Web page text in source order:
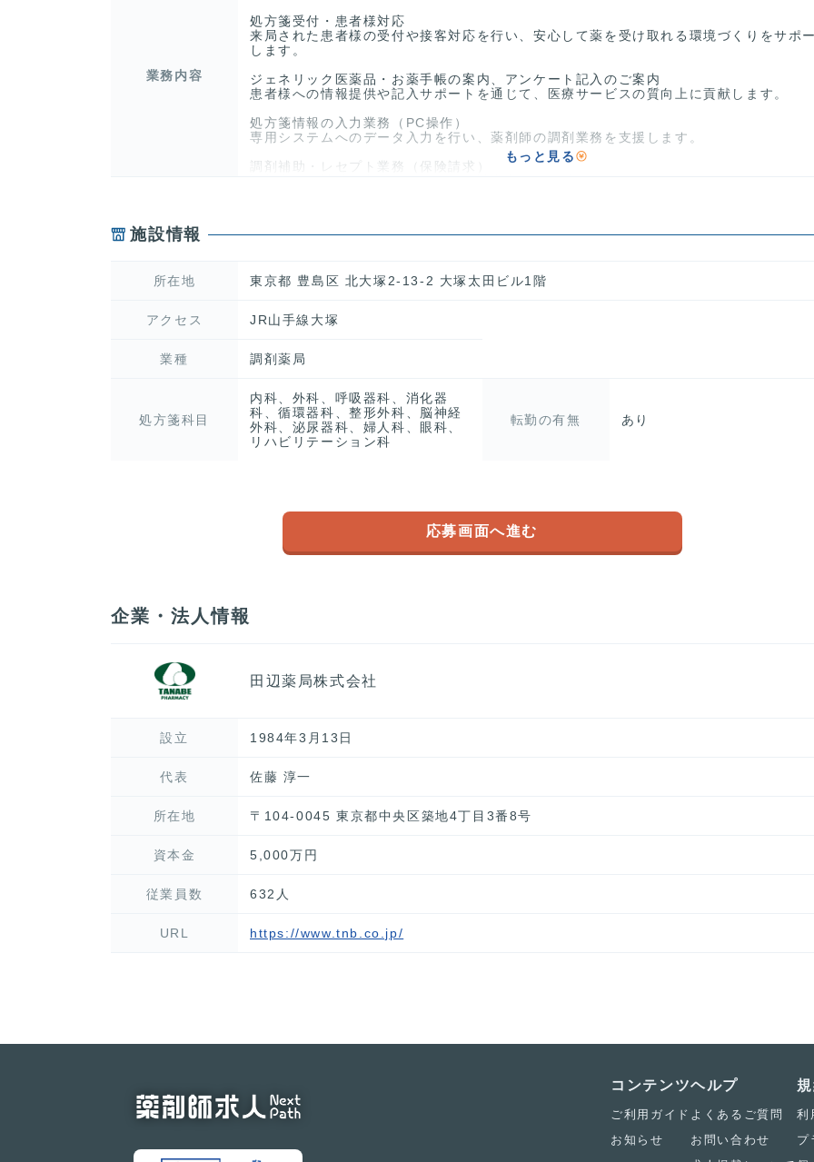
業務内容
処方箋受付・患者様対応
来局された患者様の受付や接客対応を行い、安心して薬を受け取れる環境づくりをサポ
します。
ジェネリック医薬品・お薬手帳の案内、アンケート記入のご案内
患者様への情報提供や記入サポートを通じて、医療サービスの質向上に貢献します。
処方箋情報の入力業務（PC操作）
専用システムへのデータ入力を行い、薬剤師の調剤業務を支援します。
調剤補助・レセプト業務（保険請求）
もっと見る
施設情報
所在地 東京都 豊島区 北大塚2-13-2 大塚太田ビル1階
アクセス JR山手線大塚
業種 調剤薬局
処方箋科目
内科、外科、呼吸器科、消化器
科、循環器科、整形外科、脳神経
外科、泌尿器科、婦人科、眼科、
リハビリテーション科
転勤の有無 あり
応募画面へ進む
企業・法人情報
田辺薬局株式会社
設立 1984年3月13日
代表 佐藤 淳一
所在地 〒104-0045 東京都中央区築地4丁目3番8号
資本金 5,000万円
従業員数 632人
URL https://www.tnb.co.jp/
コンテンツ
ご利用ガイド
お知らせ
ヘルプ
よくあるご質問
お問い合わせ
利
プ